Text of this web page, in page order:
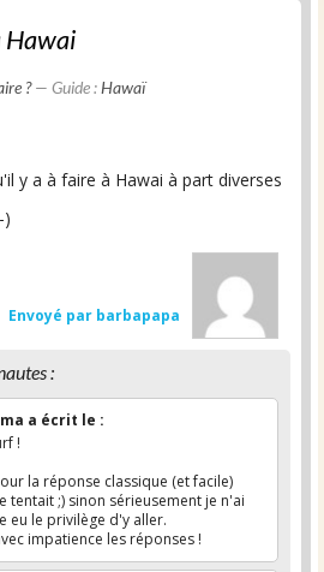
Hawai
?— Guide :Hawaï
y a à faire à Hawai à part diverses
)
Envoyé par barbapapa
:
a écrit le :
!
la réponse classique (et facile)
tentait ;) sinon sérieusement je n'ai
eu le privilège d'y aller.
impatience les réponses !